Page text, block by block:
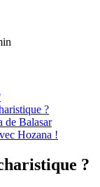
?
de Balasar
Hozana !
?